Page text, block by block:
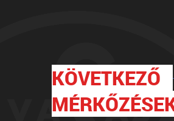
KÖVETKEZŐ